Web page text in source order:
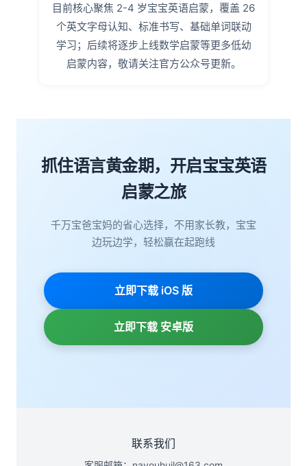
目前核心聚焦 2-4 岁宝宝英语启蒙，覆盖 26
个英文字母认知、标准书写、基础单词联动
学习；后续将逐步上线数学启蒙等更多低幼
启蒙内容，敬请关注官方公众号更新。
抓住语言黄金期，开启宝宝英语
启蒙之旅
千万宝爸宝妈的省心选择，不用家长教，宝宝
边玩边学，轻松赢在起跑线
立即下载 iOS 版
立即下载 安卓版
联系我们